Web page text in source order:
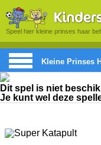
Speel hier kleine prinses haar
Kleine Prinses
Dit spel is niet
Je kunt wel deze